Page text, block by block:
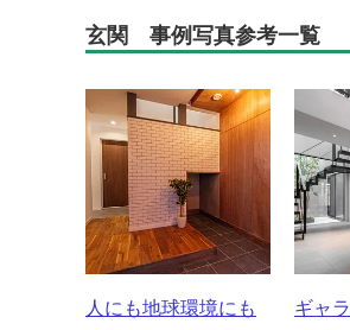
玄関 事例写真参考一覧
人にも地球環境にも
ギャ